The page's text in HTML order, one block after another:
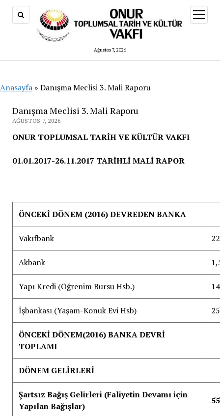
Ağustos 7, 2026
aç
Anasayfa » Danışma Meclisi 3. Mali Raporu
Danışma Meclisi 3. Mali Raporu
AĞUSTOS 7, 2026
ONUR TOPLUMSAL TARİH VE KÜLTÜR VAKFI
01.01.2017-26.11.2017 TARİHLİ MALİ RAPOR
ÖNCEKİ DÖNEM (2016) DEVREDEN BANKA
Vakıfbank
Akbank
Yapı Kredi (Öğrenim Bursu Hsb.)
İşbankası (Yaşam-Konuk Evi Hsb)
ÖNCEKİ DÖNEM(2016) BANKA DEVRİ
TOPLAMI
DÖNEM GELİRLERİ
Şartsız Bağış Gelirleri (Faliyetin Devamı için
Yapılan Bağışlar)